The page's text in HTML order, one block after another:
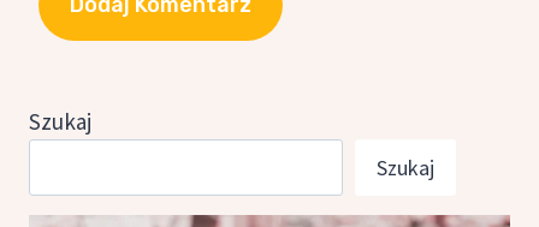
Szukaj
Szukaj